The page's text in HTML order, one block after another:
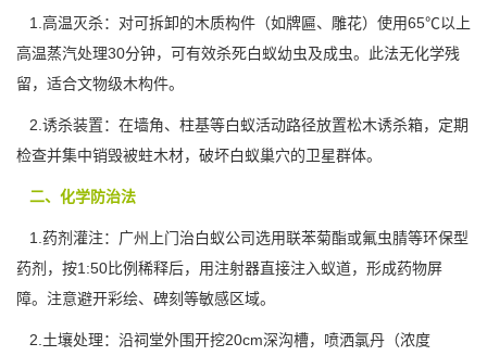
1.高温灭杀：对可拆卸的木质构件（如牌匾、雕花）使用65℃以上
高温蒸汽处理30分钟，可有效杀死白蚁幼虫及成虫。此法无化学残
留，适合文物级木构件。
2.诱杀装置：在墙角、柱基等白蚁活动路径放置松木诱杀箱，定期
检查并集中销毁被蛀木材，破坏白蚁巢穴的卫星群体。
二、化学防治法
1.药剂灌注：广州上门治白蚁公司选用联苯菊酯或氟虫腈等环保型
药剂，按1:50比例稀释后，用注射器直接注入蚁道，形成药物屏
障。注意避开彩绘、碑刻等敏感区域。
2.土壤处理：沿祠堂外围开挖20cm深沟槽，喷洒氯丹（浓度